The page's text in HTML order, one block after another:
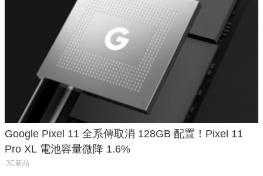
Google Pixel 11 全系傳取消 128GB 配置！Pixel 11
Pro XL 電池容量微降 1.6%
3C新品